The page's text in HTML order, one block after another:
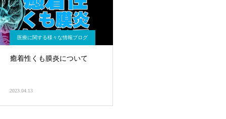
医療に関する様々な情報ブログ
癒着性くも膜炎について
2023.04.13